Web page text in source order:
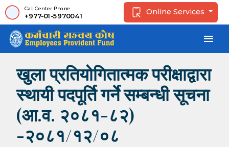
Call Center Phone
+977-01-5970041 Online Services
menu
खुला प्रतियोगितात्मक परीक्षाद्वारा
स्थायी पदपूर्ति गर्ने सम्बन्धी सूचना
(आ.व. २०८१-८२)
-२०८१/१२/०८